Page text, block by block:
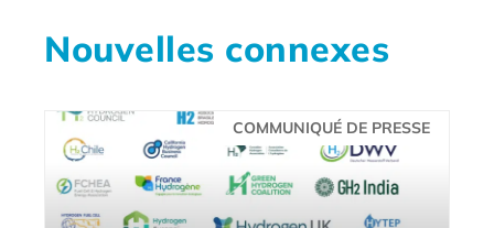
Nouvelles connexes
COMMUNIQUÉ DE PRESSE